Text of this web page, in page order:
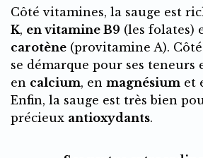
Côté vitamines, la sauge est
K, en vitamine B9 (les folates)
carotène (provitamine A).
se démarque pour ses teneurs
en calcium, en magnésium et
Enfin, la sauge est très bien
précieux antioxydants.